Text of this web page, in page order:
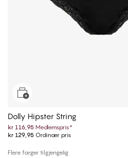
Dolly Hipster String
kr 116,95 Medlemspris*
kr 129,95 Ordinær pris
Flere farger tilgjengelig